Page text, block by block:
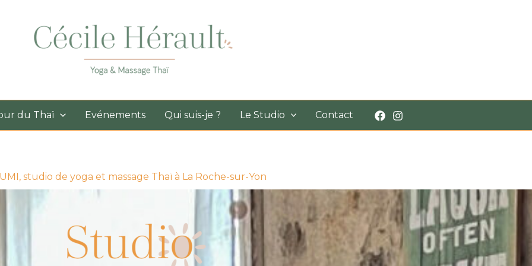
du Thaï Evénements Qui suis-je ? Le Studio Contact
UMI, studio de yoga et massage Thaï à La Roche-sur-Yon